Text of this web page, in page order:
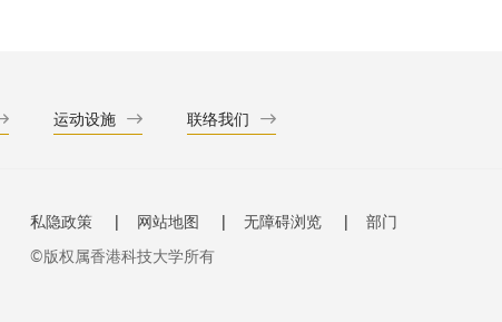
运动设施 联络我们
私隐政策 网站地图 无障碍浏览
部门
©版权属香港科技大学所有